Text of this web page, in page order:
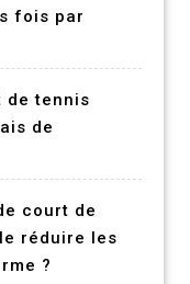
fois par
de tennis
de
court de
réduire les
?